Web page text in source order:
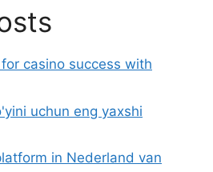
casino success with
uchun eng yaxshi
in Nederland van